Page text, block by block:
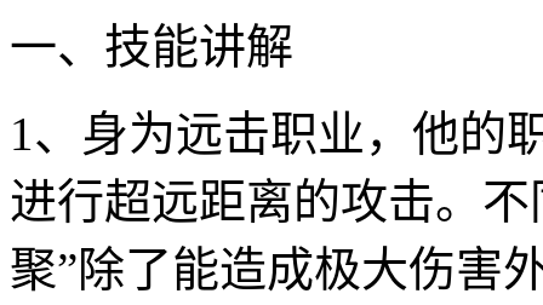
一、技能讲解
1、身为远击职业，他的
进行超远距离的攻击。
聚”除了能造成极大伤害